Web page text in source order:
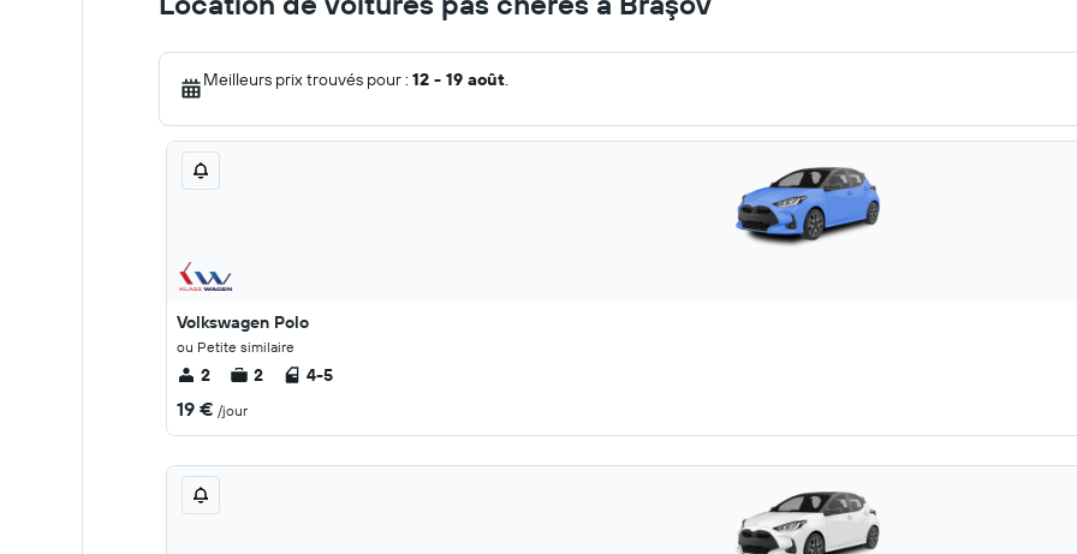
Meilleurs prix trouvés pour : 12 - 19 août.
Volkswagen Polo
ou Petite similaire
2 2 4-5
19 € /jour